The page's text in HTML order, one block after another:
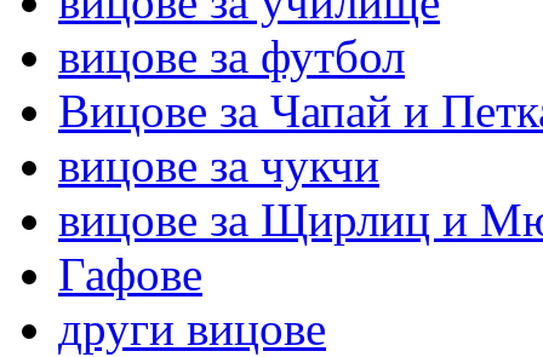
вицове за футбол
Вицове за Чапай и
вицове за чукчи
вицове за Щирлиц и
Гафове
други вицове